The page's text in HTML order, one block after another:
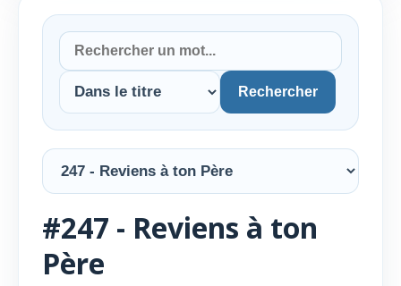
Rechercher
#247 - Reviens à ton
Père